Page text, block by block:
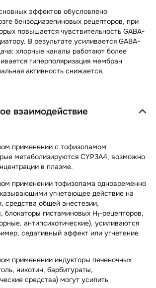
эффектов обусловлено
бензодиазепиновых рецепторов, при
повышается чувствительность GABA-
В результате усиливается GABA-
хлорные каналы работают более
гиперполяризация мембран
активность снижается.
взаимодействие
применении с тофизопамом
метаболизируются CYP3A4, возможно
в плазме.
применении тофизопама одновременно
угнетающее действие на
средства общей анестезии,
блокаторы гистаминовых H1-рецепторов,
антипсихотические), усиливаются
седативный эффект или угнетение
применении индукторы печеночных
никотин, барбитураты,
средства) могут усилить